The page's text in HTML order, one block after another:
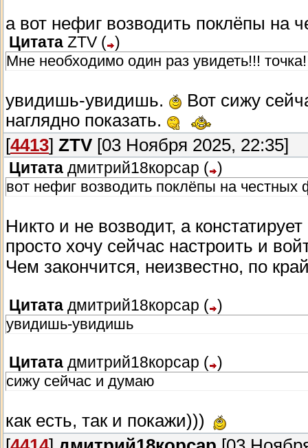
а вот нефиг возводить поклёпы на
Цитата ZTV ( )
Мне необходимо один раз увидеть!!!
увидишь-увидишь.
Вот сижу
наглядно показать.
[4413] ZTV [03 Ноября 2025, 22:35]
Цитата дмитрий18корсар ( )
вот нефиг возводить поклёпы на честных
Никто и не возводит, а
просто хочу сейчас настроить и
Чем закончится, неизвестно, по
Цитата дмитрий18корсар ( )
увидишь-увидишь
Цитата дмитрий18корсар ( )
сижу сейчас и думаю
как есть, так и покажи)))